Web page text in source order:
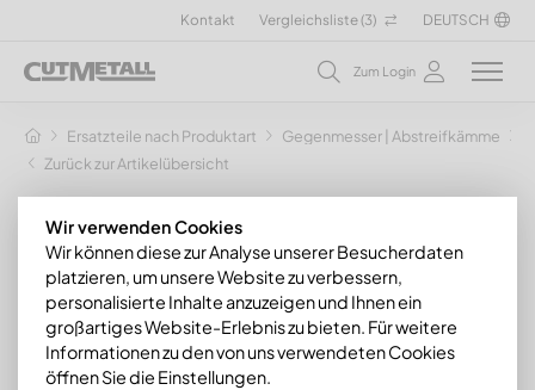
Kontakt Vergleichsliste (3) DEUTSCH
Zum Login
Ersatzteile nach Produktart Gegenmesser | Abstreifkämme
Zurück zur Artikelübersicht
Wir verwenden Cookies
Wir können diese zur Analyse unserer Besucherdaten
platzieren, um unsere Website zu verbessern,
personalisierte Inhalte anzuzeigen und Ihnen ein
großartiges Website-Erlebnis zu bieten. Für weitere
Informationen zu den von uns verwendeten Cookies
öffnen Sie die Einstellungen.